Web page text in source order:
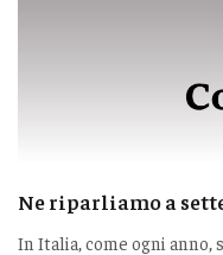
Ne riparliamo a
In Italia, come ogni